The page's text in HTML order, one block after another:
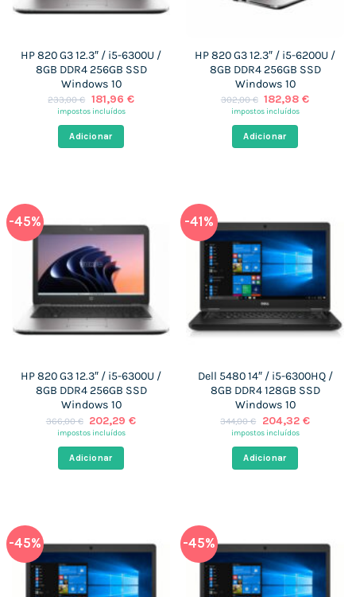
HP 820 G3 12.3″ / i5-6300U /
8GB DDR4 256GB SSD
Windows 10
233,00€ O
preço
era:
233,00 €.
181,96 €O
impostos incluídos
Adicionar
HP 820 G3 12.3″ / i5-6200U /
8GB DDR4 256GB SSD
Windows 10
302,00€ O
preço
era:
302,00 €.
182,98€O
impostos incluídos
Adicionar
-45%
HP 820 G3 12.3″ / i5-6300U /
8GB DDR4 256GB SSD
Windows 10
366,00€ O
preço
era:
366,00 €.
202,29€O
impostos incluídos
Adicionar
-41%
Dell 5480 14″ / i5-6300HQ /
8GB DDR4 128GB SSD
Windows 10
344,00€
O
preço
era:
344,00 €.
204,32 €O
impostos incluídos
Adicionar
-45% -45%